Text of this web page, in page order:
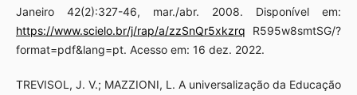
Janeiro 42(2):327-46, mar./abr. 2008. Disponível em:
https://www.scielo.br/j/rap/a/zzSnQr5xkzrq R595w8smtSG/?
format=pdf&lang=pt. Acesso em: 16 dez. 2022.
TREVISOL, J. V.; MAZZIONI, L. A universalização da Educação